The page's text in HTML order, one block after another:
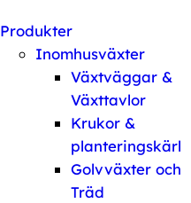
Produkter
Inomhusväxter
Växtväggar &
Växttavlor
Krukor &
planteringskärl
Golvväxter och
Träd